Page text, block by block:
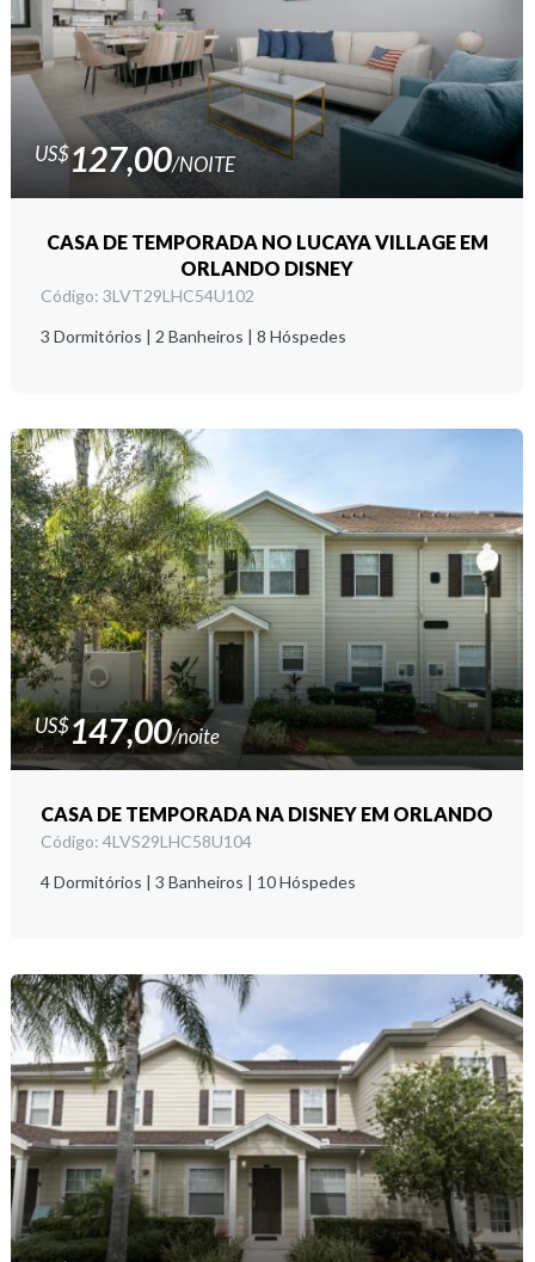
US$127,00/NOITE
CASA DE TEMPORADA NO LUCAYA VILLAGE EM
ORLANDO DISNEY
Código: 3LVT29LHC54U102
3 Dormitórios 2 Banheiros 8 Hóspedes
US$147,00/noite
CASA DE TEMPORADA NA DISNEY EM ORLANDO
Código: 4LVS29LHC58U104
4Dormitórios 3 Banheiros 10Hóspedes